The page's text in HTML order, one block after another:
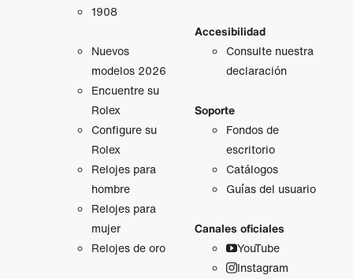
1908
Nuevos
modelos 2026
Encuentre su
Rolex
Configure su
Rolex
Relojes para
hombre
Relojes para
mujer
Relojes de oro
Accesibilidad
Consulte nuestra
declaración
Soporte
Fondos de
escritorio
Catálogos
Guías del usuario
Canales oficiales
YouTube
Instagram